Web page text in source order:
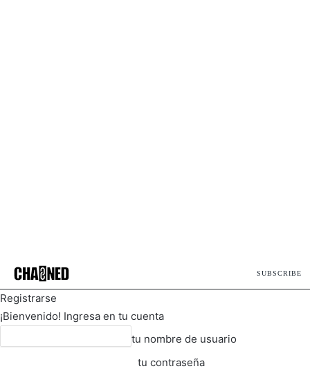
SUBSCRIBE
Registrarse
¡Bienvenido! Ingresa en tu cuenta
tu nombre de usuario
tu contraseña